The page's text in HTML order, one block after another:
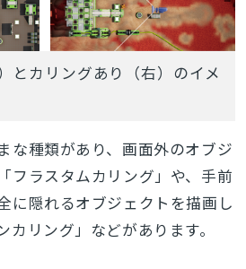
とカリングあり（右）のイメ
な種類があり、画面外のオブジ
フラスタムカリング」や、手前
に隠れるオブジェクトを描画し
カリング」などがあります。